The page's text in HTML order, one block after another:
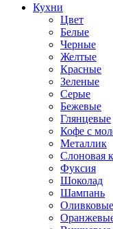
Кухни
Цвет
Белые
Черные
Желтые
Красные
Зеленые
Серые
Бежевые
Глянцевые
Кофе с
Металлик
Слоновая
Фуксия
Шоколад
Шампань
Оливковые